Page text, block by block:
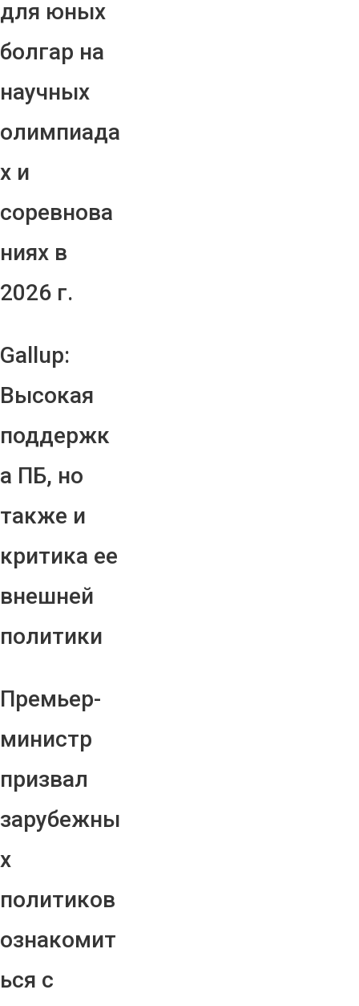
для юных
болгар на
научных
олимпиада
х и
соревнова
ниях в
2026 г.
Gallup:
Высокая
поддержк
а ПБ, но
также и
критика ее
внешней
политики
Премьер-
министр
призвал
зарубежны
х
политиков
ознакомит
ься с